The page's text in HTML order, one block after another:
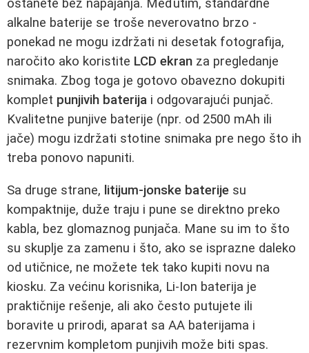
ostanete bez napajanja. Međutim, standardne
alkalne baterije se troše neverovatno brzo -
ponekad ne mogu izdržati ni desetak fotografija,
naročito ako koristite LCD ekran za pregledanje
snimaka. Zbog toga je gotovo obavezno dokupiti
komplet punjivih baterija i odgovarajući punjač.
Kvalitetne punjive baterije (npr. od 2500 mAh ili
jače) mogu izdržati stotine snimaka pre nego što ih
treba ponovo napuniti.
Sa druge strane, litijum-jonske baterije su
kompaktnije, duže traju i pune se direktno preko
kabla, bez glomaznog punjača. Mane su im to što
su skuplje za zamenu i što, ako se isprazne daleko
od utičnice, ne možete tek tako kupiti novu na
kiosku. Za većinu korisnika, Li-Ion baterija je
praktičnije rešenje, ali ako često putujete ili
boravite u prirodi, aparat sa AA baterijama i
rezervnim kompletom punjivih može biti spas.